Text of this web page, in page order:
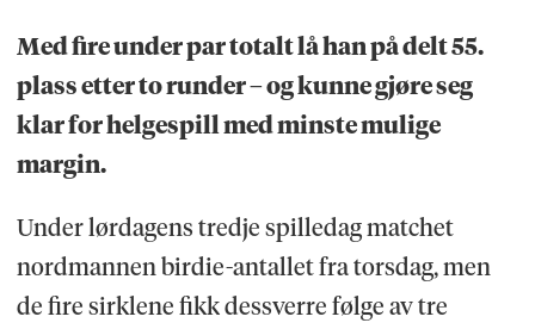
Med fire under par totalt lå han på delt 55.
plass etter to runder – og kunne gjøre seg
klar for helgespill med minste mulige
margin.
Under lørdagens tredje spilledag matchet
nordmannen birdie-antallet fra torsdag, men
de fire sirklene fikk dessverre følge av tre